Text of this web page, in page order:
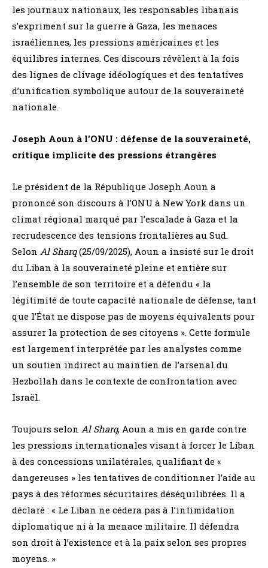
les journaux nationaux, les responsables libanais
s’expriment sur la guerre à Gaza, les menaces
israéliennes, les pressions américaines et les
équilibres internes. Ces discours révèlent à la fois
des lignes de clivage idéologiques et des tentatives
d’unification symbolique autour de la souveraineté
nationale.
Joseph Aoun à l’ONU : défense de la souveraineté,
critique implicite des pressions étrangères
Le président de la République Joseph Aoun a
prononcé son discours à l’ONU à New York dans un
climat régional marqué par l’escalade à Gaza et la
recrudescence des tensions frontalières au Sud.
Selon Al Sharq(25/09/2025), Aoun a insisté sur le droit
du Liban à la souveraineté pleine et entière sur
l’ensemble de son territoire et a défendu « la
légitimité de toute capacité nationale de défense, tant
que l’État ne dispose pas de moyens équivalents pour
assurer la protection de ses citoyens ». Cette formule
est largement interprétée par les analystes comme
un soutien indirect au maintien de l’arsenal du
Hezbollah dans le contexte de confrontation avec
Israël.
Toujours selon Al Sharq, Aoun a mis en garde contre
les pressions internationales visant à forcer le Liban
à des concessions unilatérales, qualifiant de «
dangereuses » les tentatives de conditionner l’aide au
pays à des réformes sécuritaires déséquilibrées. Il a
déclaré : « Le Liban ne cédera pas à l’intimidation
diplomatique ni à la menace militaire. Il défendra
son droit à l’existence et à la paix selon ses propres
moyens. »